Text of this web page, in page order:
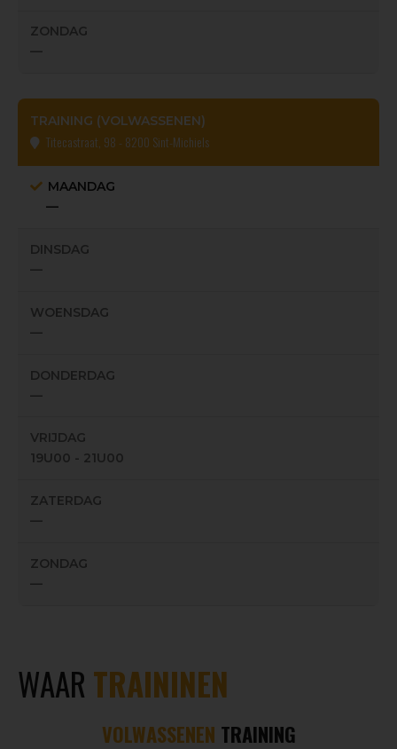
ZONDAG
—
TRAINING (VOLWASSENEN)
Titecastraat, 98 - 8200 Sint-Michiels
MAANDAG
—
DINSDAG
—
WOENSDAG
—
DONDERDAG
—
VRIJDAG
19U00 - 21U00
ZATERDAG
—
ZONDAG
—
WAAR TRAININEN
VOLWASSENEN TRAINING